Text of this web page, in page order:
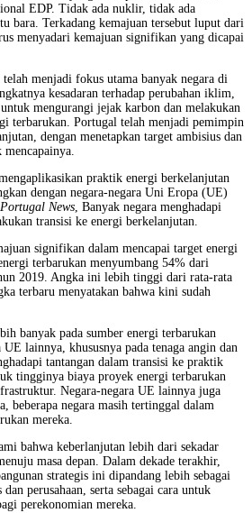
EDP. Tidak ada nuklir, tidak ada
bara. Terkadang kemajuan tersebut luput dari
menyadari kemajuan signifikan yang dicapai
menjadi fokus utama banyak negara di
kesadaran terhadap perubahan iklim,
mengurangi jejak karbon dan melakukan
terbarukan. Portugal telah menjadi pemimpin
dengan menetapkan target ambisius dan
praktik energi berkelanjutan
dengan negara-negara Uni Eropa (UE)
News, Banyak negara menghadapi
transisi ke energi berkelanjutan.
signifikan dalam mencapai target energi
terbarukan menyumbang 54% dari
2019. Angka ini lebih tinggi dari rata-rata
terbaru menyatakan bahwa kini sudah
banyak pada sumber energi terbarukan
lainnya, khususnya pada tenaga angin dan
tantangan dalam transisi ke praktik
tingginya biaya proyek energi terbarukan
Negara-negara UE lainnya juga
beberapa negara masih tertinggal dalam
mereka.
bahwa keberlanjutan lebih dari sekadar
masa depan. Dalam dekade terakhir,
strategis ini dipandang lebih sebagai
perusahaan, serta sebagai cara untuk
perekonomian mereka.